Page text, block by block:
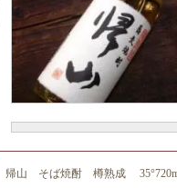
帰山 そば焼酎 樽熟成